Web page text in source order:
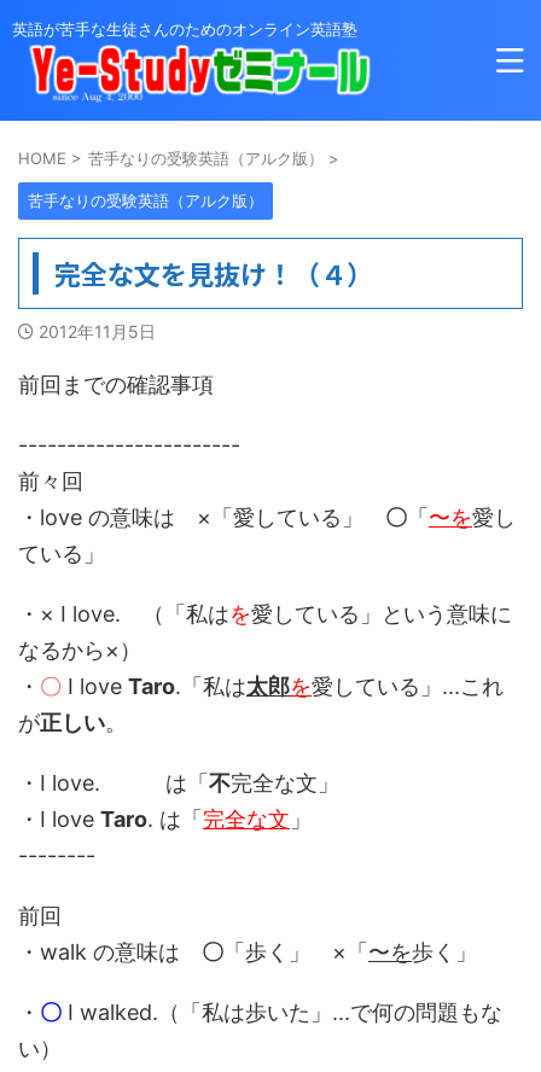
英語が苦手な生徒さんのためのオンライン英語塾
HOME > 苦手なりの受験英語（アルク版） >
苦手なりの受験英語（アルク版）
完全な文を見抜け！（４）
2012年11月5日
前回までの確認事項
-----------------------
前々回
・love の意味は ×「愛している」 〇 「 〜を愛し
ている」
・× I love. （「私はを愛している」という意味に
なるから×）
・ 〇 I love Taro.「私は太郎を愛している」...これ
が正しい。
・I love. は「 不完全な文」
・I love Taro. は「 完全な文 」
--------
前回
・walk の意味は 〇 「歩く」 ×「 〜を歩く」
・ 〇 I walked.（「私は歩いた」...で何の問題もな
い）